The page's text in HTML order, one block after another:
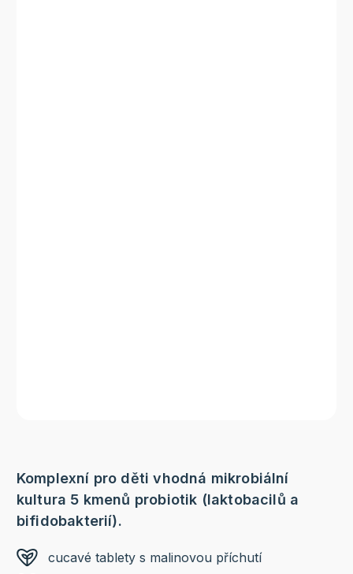
Komplexní pro děti vhodná mikrobiální
kultura 5 kmenů probiotik (laktobacilů a
bifidobakterií).
cucavé tablety s malinovou příchutí